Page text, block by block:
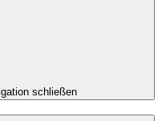
schließen